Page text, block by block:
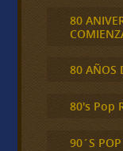
80
80 AÑOS
80's Pop
90´S